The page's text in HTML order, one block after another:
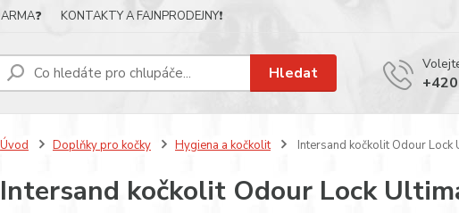
KONTAKTY A FAJNPRODEJNY❗
Hledat
Úvod Doplňky pro kočky Hygiena a kočkolit Intersand kočkolit Odour Lock
Intersand kočkolit Odour Lock